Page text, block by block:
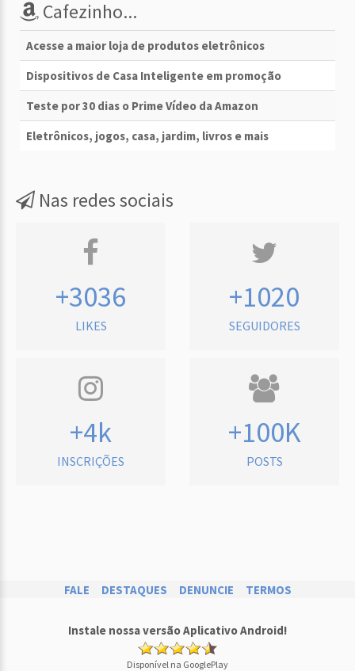
Cafezinho...
Acesse a maior loja de produtos eletrônicos
Dispositivos de Casa Inteligente em promoção
Teste por 30 dias o Prime Vídeo da Amazon
Eletrônicos, jogos, casa, jardim, livros e mais
Nas redes sociais
+3036
LIKES
+1020
SEGUIDORES
+4k
INSCRIÇÕES
+100K
POSTS
FALE DESTAQUES DENUNCIE TERMOS
Instale nossa versão Aplicativo Android!
Disponível na GooglePlay